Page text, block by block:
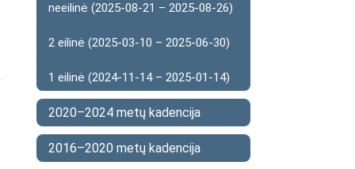
neeilinė (2025-08-21 – 2025-08-26)
2 eilinė (2025-03-10 – 2025-06-30)
1 eilinė (2024-11-14 – 2025-01-14)
2020–2024 metų kadencija
2016–2020 metų kadencija